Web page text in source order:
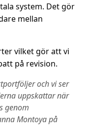
system. Det gör
mellan
vilket gör attvi
på revision.
och vi ser
uppskattar när
genom
Montoya på